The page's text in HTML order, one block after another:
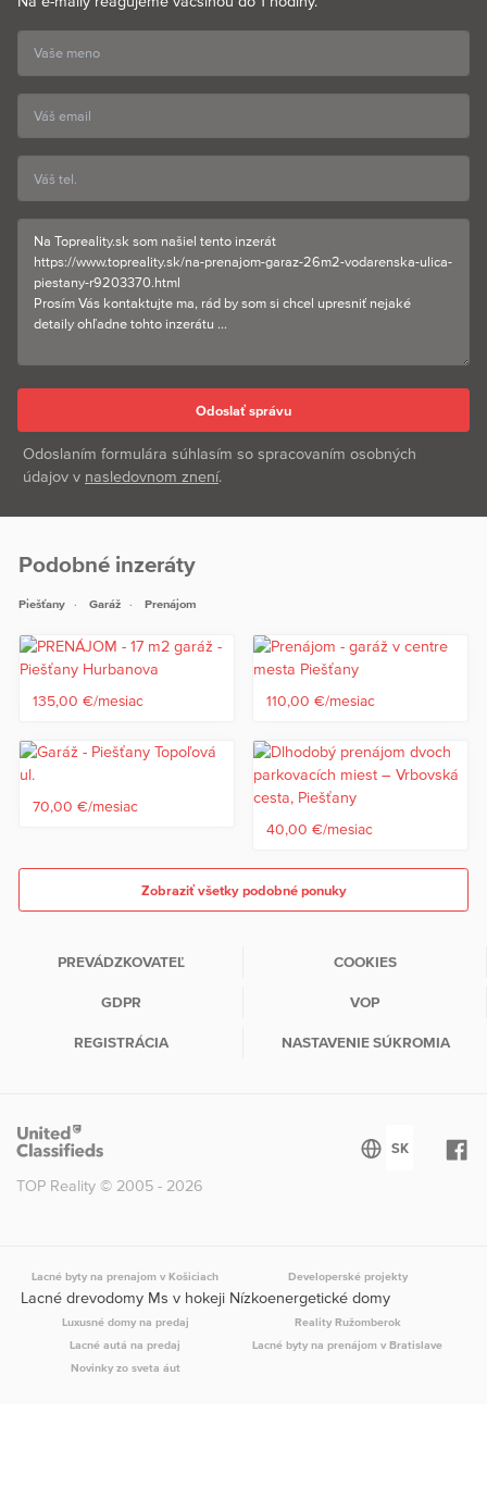
Odoslaním formulára súhlasím so spracovaním osobných
údajov v nasledovnom znení.
Podobné inzeráty
Piešťany Garáž Prenájom
135,00 €/mesiac 110,00 €/mesiac
70,00 €/mesiac
40,00 €/mesiac
Zobraziť všetky podobné ponuky
PREVÁDZKOVATEĽ COOKIES
GDPR VOP
REGISTRÁCIA NASTAVENIE SÚKROMIA
TOP Reality © 2005 - 2026
Lacné byty na prenajom v Košiciach Developerské projekty
Lacné drevodomy Ms v hokeji Nízkoenergetické domy
Luxusné domy na predaj
Reality Ružomberok
Lacné autá na predaj
Lacné byty na prenájom v Bratislave
Novinky zo sveta áut